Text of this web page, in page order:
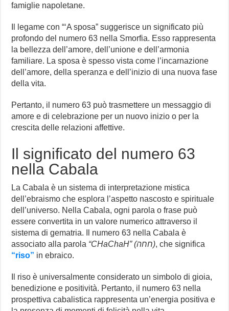
famiglie napoletane.
Il legame con “‘A sposa” suggerisce un significato più
profondo del numero 63 nella Smorfia. Esso rappresenta
la bellezza dell’amore, dell’unione e dell’armonia
familiare. La sposa è spesso vista come l’incarnazione
dell’amore, della speranza e dell’inizio di una nuova fase
della vita.
Pertanto, il numero 63 può trasmettere un messaggio di
amore e di celebrazione per un nuovo inizio o per la
crescita delle relazioni affettive.
Il significato del numero 63
nella Cabala
La Cabala è un sistema di interpretazione mistica
dell’ebraismo che esplora l’aspetto nascosto e spirituale
dell’universo. Nella Cabala, ogni parola o frase può
essere convertita in un valore numerico attraverso il
sistema di gematria. Il numero 63 nella Cabala è
associato alla parola
“CHaChaH” (חחה), che significa
“riso” in ebraico.
Il riso è universalmente considerato un simbolo di gioia,
benedizione e positività. Pertanto, il numero 63 nella
prospettiva cabalistica rappresenta un’energia positiva e